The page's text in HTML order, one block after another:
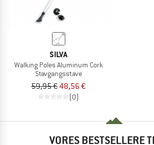
SILVA
Walking Poles Aluminum Cork
Stavgangsstave
59,95 €48,56 €
(0)
VORES BESTSELLERE